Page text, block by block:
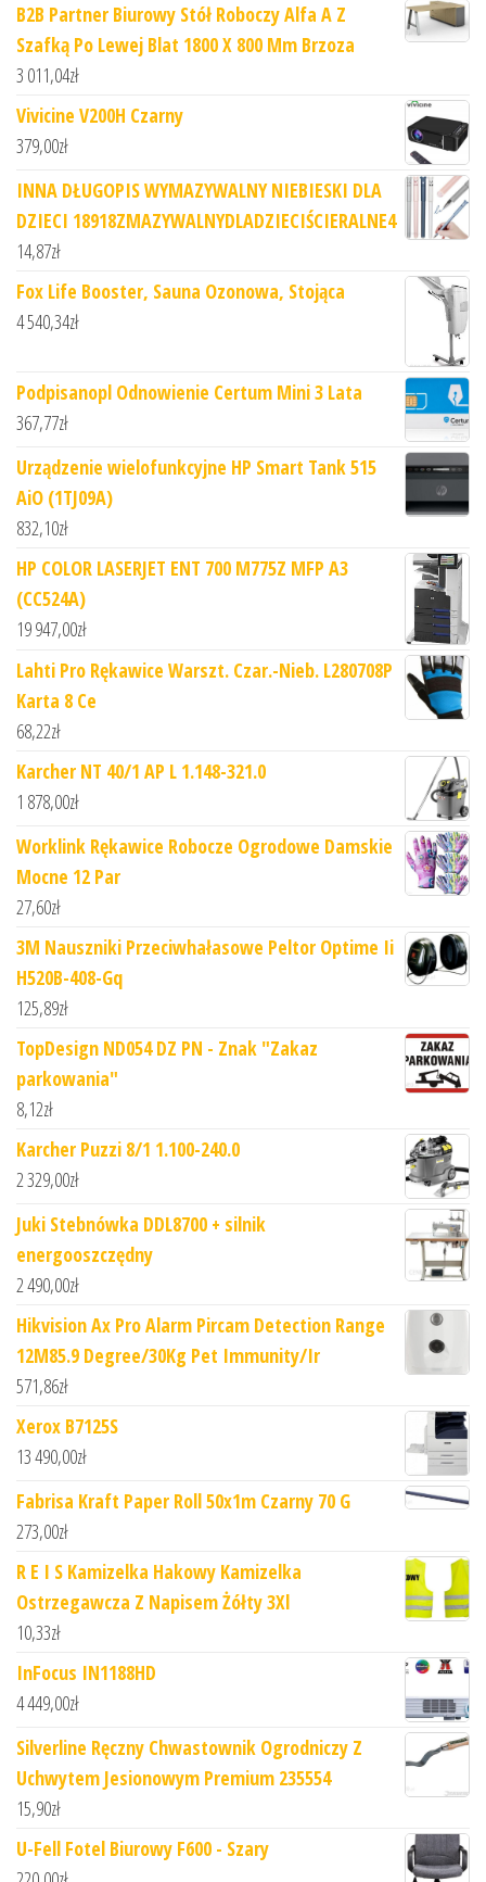
B2B Partner Biurowy Stół Roboczy Alfa A Z
Szafką Po Lewej Blat 1800 X 800 Mm Brzoza
3 011,04zł
Vivicine V200H Czarny
379,00zł
INNA DŁUGOPIS WYMAZYWALNY NIEBIESKI DLA
DZIECI 18918ZMAZYWALNYDLADZIECIŚCIERALNE4
14,87zł
Fox Life Booster, Sauna Ozonowa, Stojąca
4 540,34zł
Podpisanopl Odnowienie Certum Mini 3 Lata
367,77zł
Urządzenie wielofunkcyjne HP Smart Tank 515
AiO (1TJ09A)
832,10zł
HP COLOR LASERJET ENT 700 M775Z MFP A3
(CC524A)
19 947,00zł
Lahti Pro Rękawice Warszt. Czar.-Nieb. L280708P
Karta 8 Ce
68,22zł
Karcher NT 40/1 AP L 1.148-321.0
1 878,00zł
Worklink Rękawice Robocze Ogrodowe Damskie
Mocne 12 Par
27,60zł
3M Nauszniki Przeciwhałasowe Peltor Optime Ii
H520B-408-Gq
125,89zł
TopDesign ND054 DZ PN - Znak "Zakaz
parkowania"
8,12zł
Karcher Puzzi 8/1 1.100-240.0
2 329,00zł
Juki Stebnówka DDL8700 + silnik
energooszczędny
2 490,00zł
Hikvision Ax Pro Alarm Pircam Detection Range
12M85.9 Degree/30Kg Pet Immunity/Ir
571,86zł
Xerox B7125S
13 490,00zł
Fabrisa Kraft Paper Roll 50x1m Czarny 70 G
273,00zł
R E I S Kamizelka Hakowy Kamizelka
Ostrzegawcza Z Napisem Żółty 3Xl
10,33zł
InFocus IN1188HD
4 449,00zł
Silverline Ręczny Chwastownik Ogrodniczy Z
Uchwytem Jesionowym Premium 235554
15,90zł
U-Fell Fotel Biurowy F600 - Szary